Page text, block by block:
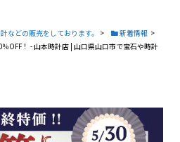
などの販売をしております。 > 新着情報 >
OFF！ - 山本時計店 | 山口県山口市で宝石や時計